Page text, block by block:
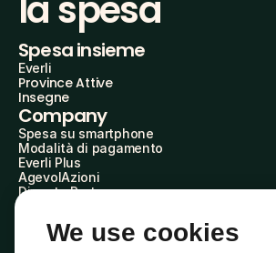
la spesa
Spesa insieme
Everli
Province Attive
Insegne
Company
Spesa su smartphone
Modalità di pagamento
Everli Plus
AgevolAzioni
Diventa Partner
Everli Shoppers
About Us
We use cookies